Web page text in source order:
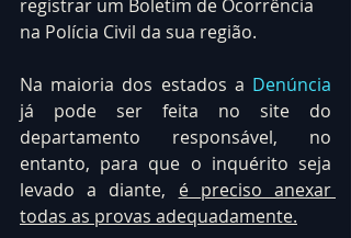
registrar um Boletim de Ocorrência
na Polícia Civil da sua região.
Na maioria dos estados a Denúncia
já pode ser feita no site do
departamento responsável, no
entanto, para que o inquérito seja
levado a diante, é preciso anexar
todas as provas adequadamente.